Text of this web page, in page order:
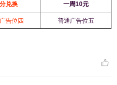
兑换 一周10元
告位四 普通广告位五